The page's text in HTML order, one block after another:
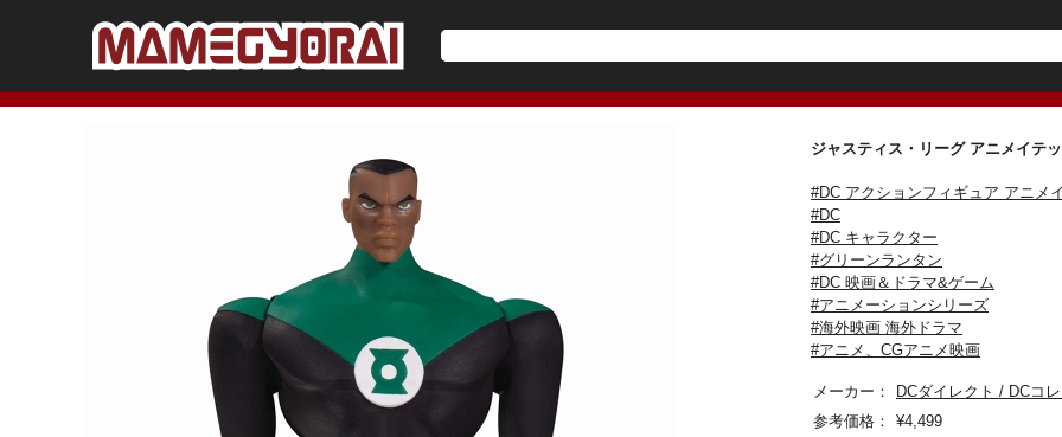
ジャスティス・リーグ アニメイ
#DC アクションフィギュア アニメ
#DC
#DC キャラクター
#グリーンランタン
#DC 映画＆ドラマ&ゲーム
#アニメーションシリーズ
#海外映画 海外ドラマ
#アニメ、CGアニメ映画
メーカー：
DCダイレクト / DCコ
参考価格：
¥4,499